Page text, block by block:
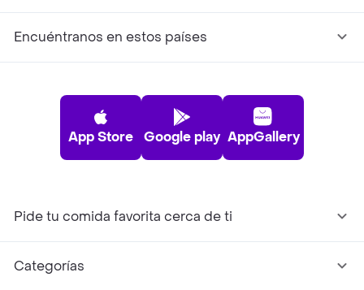
Encuéntranos en estos países
App Store Google play AppGallery
Pide tu comida favorita cerca de ti
Categorías